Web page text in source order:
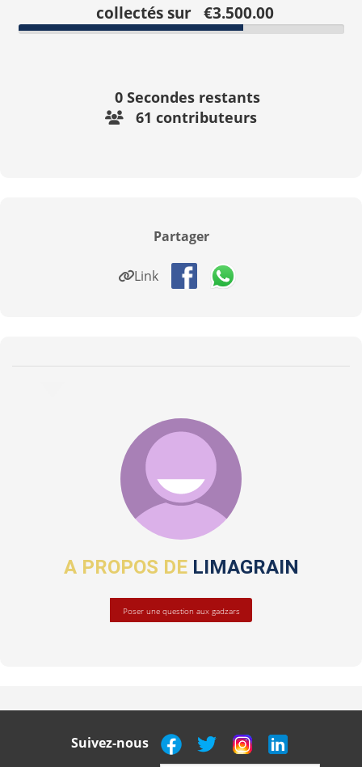
collectés sur €3.500.00
0Secondes restants
61 contributeurs
Partager
Link
A PROPOS DE LIMAGRAIN
Poser une question aux gadzars
Suivez-nous